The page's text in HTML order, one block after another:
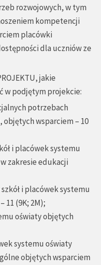
rozwojowych, w tym
kompetencji
placówki
dla uczniów ze
jakie
w podjętym projekcie:
potrzebach
wsparciem – 10
i placówek systemu
zakresie edukacji
i placówek systemu
11 (9K; 2M);
oświaty objętych
systemu oświaty
objętych wsparciem